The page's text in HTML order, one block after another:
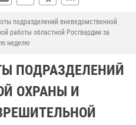
подразделений вневедомственной
работы областной Росгвардии за
неделю
ПОДРАЗДЕЛЕНИЙ
ОХРАНЫ И